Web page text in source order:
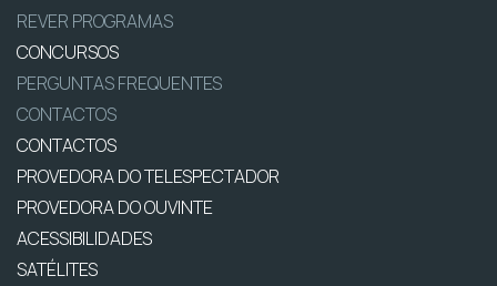
REVER PROGRAMAS
CONCURSOS
PERGUNTAS FREQUENTES
CONTACTOS
CONTACTOS
PROVEDORA DO TELESPECTADOR
PROVEDORA DO OUVINTE
ACESSIBILIDADES
SATÉLITES